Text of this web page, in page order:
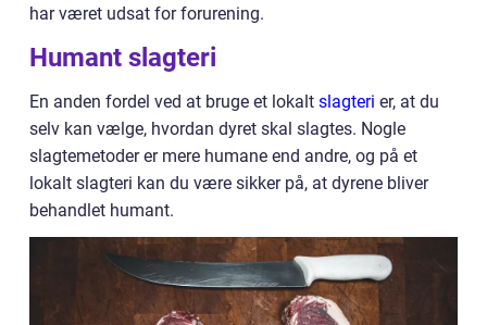
har været udsat for forurening.
Humant slagteri
En anden fordel ved at bruge et lokalt slagteri er, at du
selv kan vælge, hvordan dyret skal slagtes. Nogle
slagtemetoder er mere humane end andre, og på et
lokalt slagteri kan du være sikker på, at dyrene bliver
behandlet humant.